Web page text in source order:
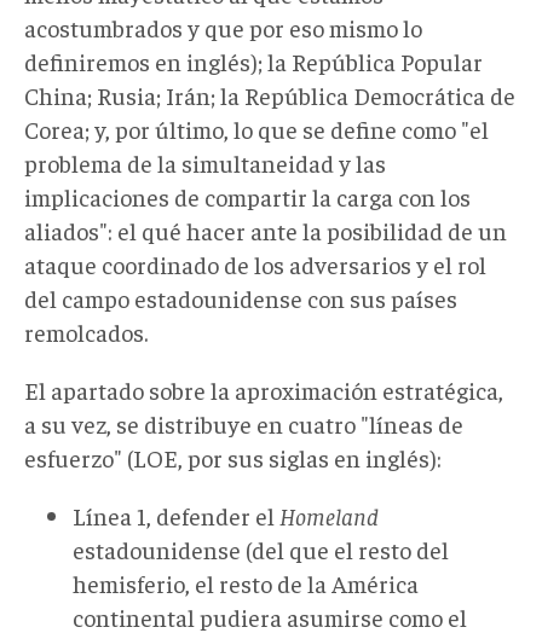
acostumbrados y que por eso mismo lo
definiremos en inglés); la República Popular
China; Rusia; Irán; la República Democrática de
Corea; y, por último, lo que se define como "el
problema de la simultaneidad y las
implicaciones de compartir la carga con los
aliados": el qué hacer ante la posibilidad de un
ataque coordinado de los adversarios y el rol
del campo estadounidense con sus países
remolcados.
El apartado sobre la aproximación estratégica,
a su vez, se distribuye en cuatro "líneas de
esfuerzo" (LOE, por sus siglas en inglés):
Línea 1, defender el Homeland
estadounidense (del que el resto del
hemisferio, el resto de la América
continental pudiera asumirse como el